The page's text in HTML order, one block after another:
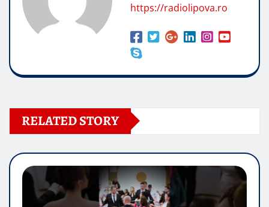
https://radiolipova.ro
RELATED STORY